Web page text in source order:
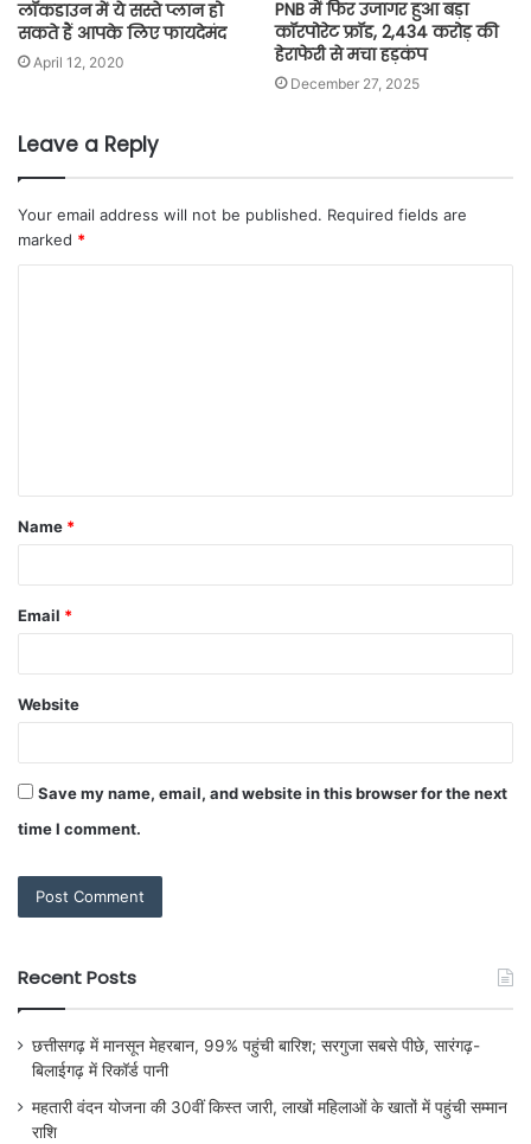
लॉकडाउन में ये सस्ते प्लान हो
सकते हैं आपके लिए फायदेमंद
April 12, 2020
PNB में फिर उजागर हुआ बड़ा
कॉरपोरेट फ्रॉड, 2,434 करोड़ की
हेराफेरी से मचा हड़कंप
December 27, 2025
Leave a Reply
Your email address will not be published. Required fields are
marked *
Name *
Email *
Website
Save my name, email, and website in this browser for the next
time I comment.
Recent Posts
छत्तीसगढ़ में मानसून मेहरबान, 99% पहुंची बारिश; सरगुजा सबसे पीछे, सारंगढ़-
बिलाईगढ़ में रिकॉर्ड पानी
महतारी वंदन योजना की 30वीं किस्त जारी, लाखों महिलाओं के खातों में पहुंची सम्मान
राशि